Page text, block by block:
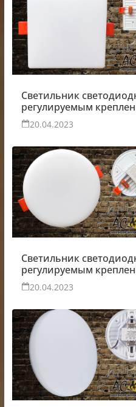
Светильник
регулируемым
20.04.2023
Светильник
регулируемым
20.04.2023